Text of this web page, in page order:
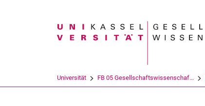
Suchbegriff
Universität FB 05 Gesellschaftswissenschaf...